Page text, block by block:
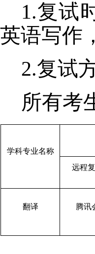
1.复试
英语写作
2.复试
所有考
学科专业名称
远程
翻译 腾讯